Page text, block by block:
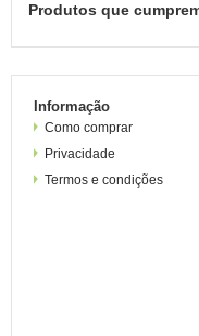
Produtos que
Informação
Como comprar
Privacidade
Termos e condições